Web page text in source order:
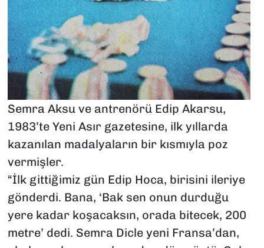
Semra Aksu ve antrenörü Edip Akarsu,
1983’te Yeni Asır gazetesine, ilk yıllarda
kazanılan madalyaların bir kısmıyla poz
vermişler.
“İlk gittiğimiz gün Edip Hoca, birisini ileriye
gönderdi. Bana, ‘Bak sen onun durduğu
yere kadar koşacaksın, orada bitecek, 200
metre’ dedi. Semra Dicle yeni Fransa’dan,